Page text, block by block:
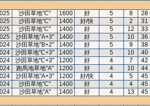
沙田草地"C" 1600 好 5 8
28
沙田草地"C" 1400 好/快 5 2
31
沙田草地"C" 1400 好 5 12
33
沙田草地"A+3" 1400 好 5 10
36
沙田草地"B+2" 1400 好 5 9
38
沙田草地"C+3" 1400 好 5 10
40
沙田草地"C+3" 1200 好 4 7
42
跑馬地草地"A" 1200 好 4 10
44
沙田草地"A+3" 1200 好/快 4 5
45
沙田草地"C" 1400 好 4 4
45
沙田草地"A" 1400 好 4 13
45